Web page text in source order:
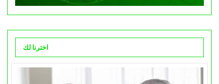
اخترنا لك